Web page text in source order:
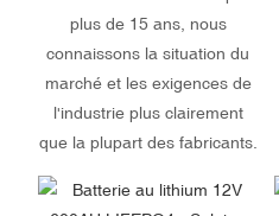
plus de 15 ans, nous
connaissons la situation du
marché et les exigences de
l'industrie plus clairement
que la plupart des fabricants.